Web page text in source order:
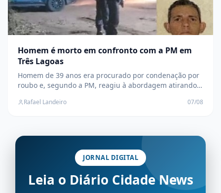
Homem é morto em confronto com a PM em
Três Lagoas
Homem de 39 anos era procurado por condenação por
roubo e, segundo a PM, reagiu à abordagem atirando
Rafael Landeiro 07/08
JORNAL DIGITAL
Leia o Diário Cidade News